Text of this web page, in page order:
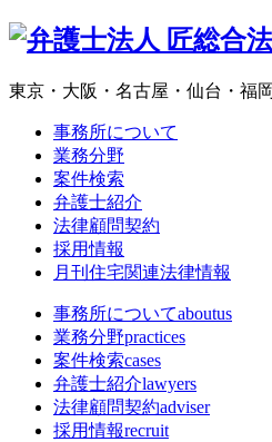
東京・大阪・名古屋・仙台・福岡
事務所について
業務分野
案件検索
弁護士紹介
法律顧問契約
採用情報
月刊住宅関連法律情報
事務所についてaboutus
業務分野practices
案件検索cases
弁護士紹介lawyers
法律顧問契約adviser
採用情報recruit